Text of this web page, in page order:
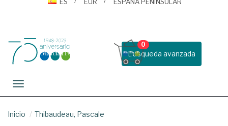
Busqueda avanzada
0
Toggle navigation
Inicio Thibaudeau, Pascale